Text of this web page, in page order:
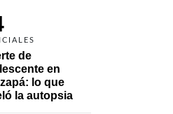
de
en
lo que
la autopsia